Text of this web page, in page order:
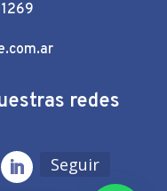
redes
Seguir